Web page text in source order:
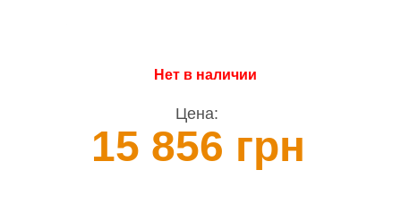
Нет в наличии
Цена:
15 856 грн